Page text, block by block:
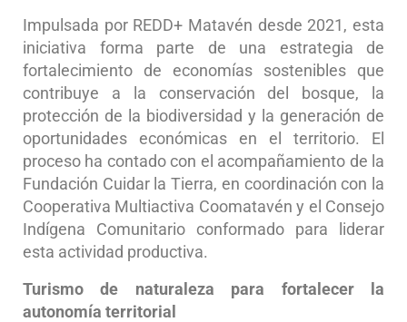
Impulsada por REDD+ Matavén desde 2021, esta
iniciativa forma parte de una estrategia de
fortalecimiento de economías sostenibles que
contribuye a la conservación del bosque, la
protección de la biodiversidad y la generación de
oportunidades económicas en el territorio. El
proceso ha contado con el acompañamiento de la
Fundación Cuidar la Tierra, en coordinación con la
Cooperativa Multiactiva Coomatavén y el Consejo
Indígena Comunitario conformado para liderar
esta actividad productiva.
Turismo de naturaleza para fortalecer la
autonomía territorial